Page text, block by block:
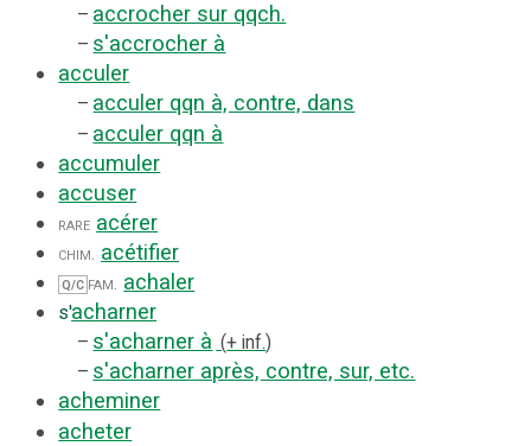
– accrocher sur qqch.
– s'accrocher à
acculer
– acculer qqn à, contre, dans
– acculer qqn à
accumuler
accuser
rare acérer
chim. acétifier
Q/C fam. achaler
s'acharner
– s'acharner à
+ inf.
– s'acharner après, contre, sur, etc.
acheminer
acheter